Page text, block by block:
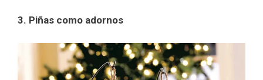
3. Piñas como adornos